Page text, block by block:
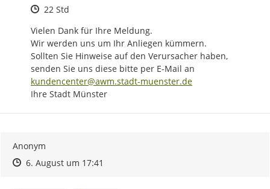
Zeitpunkt des Erstellens
22 Std
Vielen Dank für Ihre Meldung.
Wir werden uns um Ihr Anliegen kümmern.
Sollten Sie Hinweise auf den Verursacher haben,
kundencenter@awm.stadt-muenster.de
Ihre Stadt Münster
Anonym
Zeitpunkt des Erstellens
Zeitpunkt des Erstellens
6. August um 17:41